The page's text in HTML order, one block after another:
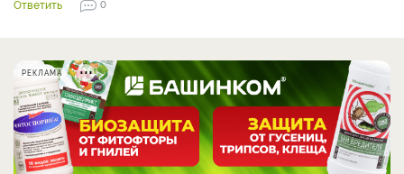
Ответить
0
РЕКЛАМА